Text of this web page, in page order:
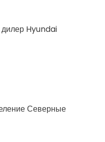
Hyundai
Северные